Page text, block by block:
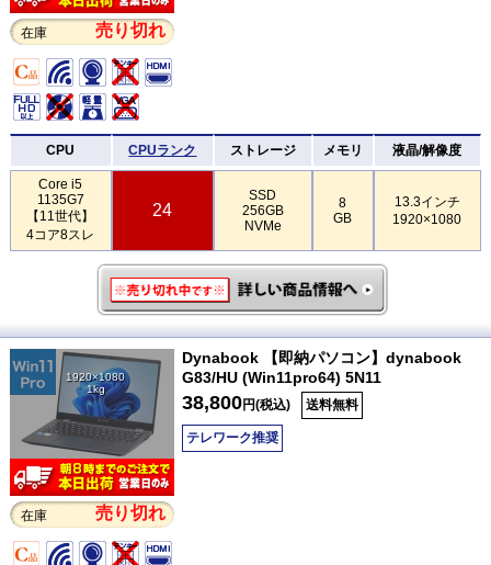
在庫 売り切れ
CPU CPUランク ストレージ メモリ 液晶/解像度
Core i5
1135G7
【11世代】
4コア8スレ
24
SSD
256GB
NVMe
8
GB
13.3インチ
1920×1080
1920×1080
1kg
在庫 売り切れ
Dynabook 【即納パソコン】dynabook
G83/HU (Win11pro64) 5N11
38,800円(税込) 送料無料
テレワーク推奨